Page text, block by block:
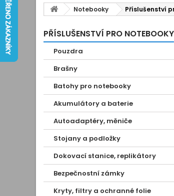
Notebooky Příslušenství
PŘÍSLUŠENSTVÍ PRO NOTEBOOKY
Pouzdra
Brašny
Batohy pro notebooky
Akumulátory a baterie
Autoadaptéry, měniče
Stojany a podložky
Dokovací stanice, replikátory
Bezpečnostní zámky
Kryty, filtry a ochranné folie